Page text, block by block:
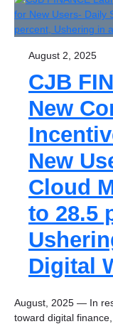
August 2, 2025
CJB
New
New
Cloud
to 28.5
Digital
August, 2025 — In
toward digital